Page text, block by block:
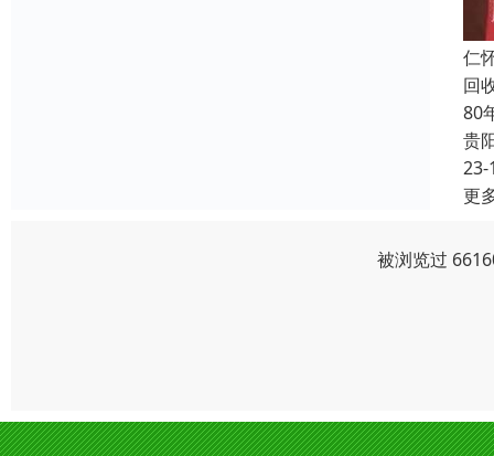
仁
回
80
贵
23-
更
被浏览过